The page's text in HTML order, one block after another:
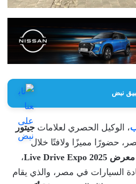
نبض
، الوكيل الحصري لعلامات جيتور
حضورًا مميزًا ولافتًا خلال
معرض Live Drive Expo 2025
،
السيارات في مصر، والذي يقام